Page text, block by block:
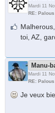
Mardi 11
RE:
toi, AZ,
Manu-
Mardi 11
RE:
Je veux